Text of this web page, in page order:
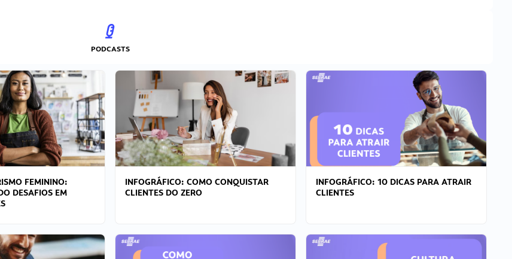
PODCASTS
FEMININO:
DESAFIOS EM
INFOGRÁFICO: COMO CONQUISTAR
CLIENTES DO ZERO
INFOGRÁFICO: 10 DICAS PARA ATRAIR
CLIENTES